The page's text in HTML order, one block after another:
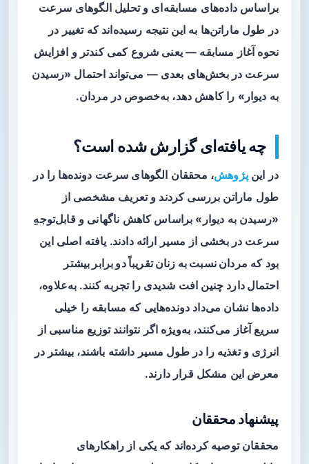
براساس داده‌های مسابقه‌ای و تحلیل الگوهای سرعت
در طول ماراتن‌ها به این نتیجه رسیده‌اند که تغییر در
نحوه آغاز مسابقه — یعنی شروع کمی کندتر و افزایش
سرعت در بخش‌های بعدی — می‌تواند احتمال «رسیدن
به دیوار» را کاهش دهد، به‌خصوص در مردان.
چه یافته‌ای گزارش شده است؟
در اینپژوهش، محققان الگوهای سرعت دونده‌ها را در
طول ماراتن بررسی کردند و تعریف مشخصی از
«رسیدن به دیوار» براساس کاهش ناگهانی و قابل‌توجهِ
سرعت در بخشی از مسیر ارائه دادند. یافته اصلی این
بود که مردان نسبت به زنان تقریباً دو برابر بیشتر
احتمال دارد چنین افت شدیدی را تجربه کنند. به‌علاوه،
داده‌ها نشان می‌داد دونده‌هایی که مسابقه را خیلی
سریع آغاز می‌کنند، به‌ویژه اگر نتوانند توزیع مناسبی از
انرژی و تغذیه را در طول مسیر داشته باشند، بیشتر در
معرض این مشکل قرار دارند.
پیشنهاد محققان
محققان توصیه کرده‌اند که یکی از راهکارهای